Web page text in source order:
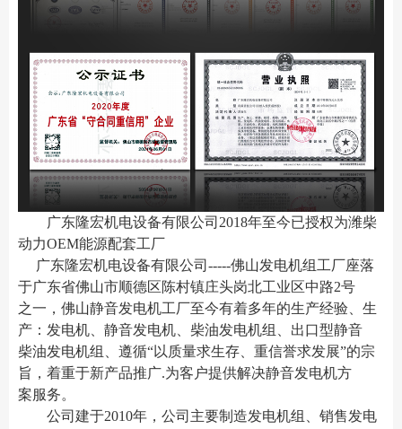
广东隆宏机电设备有限公司2018年至今已授权为潍柴
动力OEM能源配套工厂
广东隆宏机电设备有限公司-----佛山发电机组工厂座落
于广东省佛山市顺德区陈村镇庄头岗北工业区中路2号
之一 ，佛山静音发电机工厂至今有着多年的生产经验、生
产：发电机、静音发电机、柴油发电机组、出口型静音
柴油发电机组、遵循“以质量求生存、重信誉求发展”的宗
旨，着重于新产品推广.为客户提供解决静音发电机方
案服务。
公司建于2010年，公司主要制造发电机组、销售发电